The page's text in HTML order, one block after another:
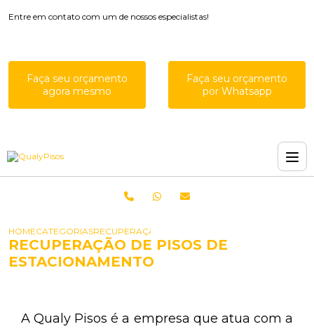
Entre em contato com um de nossos especialistas!
Faça seu orçamento
agora mesmo
Faça seu orçamento
por Whatsapp
HOMECATEGORIASRECUPERAÇÃO DE PISOS DE ESTACIONAMENTO
RECUPERAÇÃO DE PISOS DE
ESTACIONAMENTO
A Qualy Pisos é a empresa que atua com a